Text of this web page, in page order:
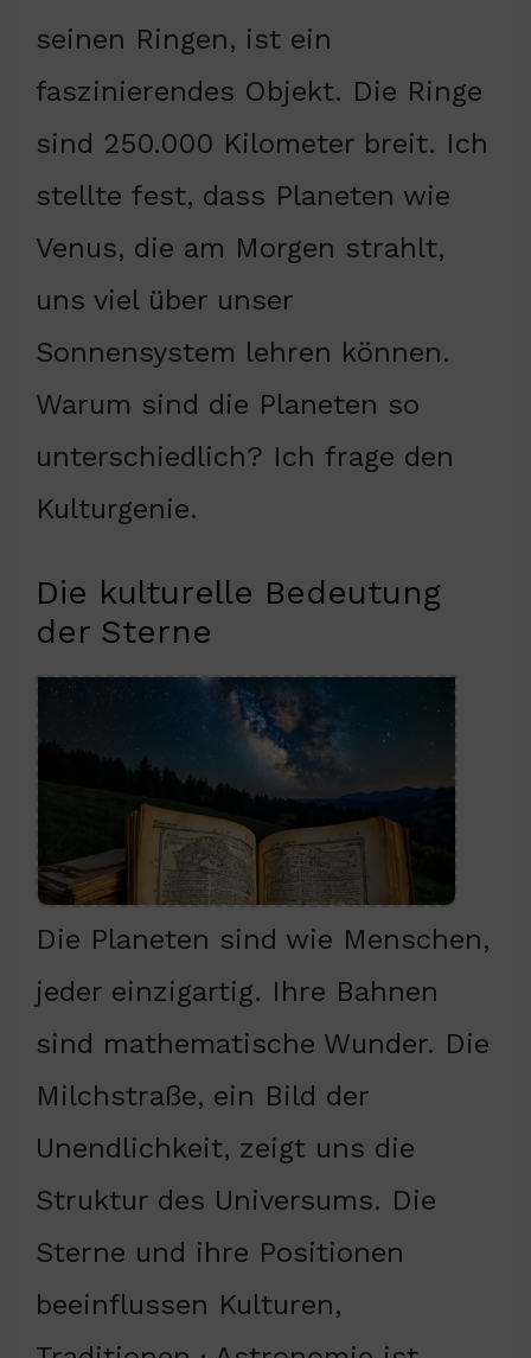
seinen Ringen, ist ein
faszinierendes Objekt. Die Ringe
sind 250.000 Kilometer breit. Ich
stellte fest, dass Planeten wie
Venus, die am Morgen strahlt,
uns viel über unser
Sonnensystem lehren können.
Warum sind die Planeten so
unterschiedlich? Ich frage den
Kulturgenie.
Die kulturelle Bedeutung
der Sterne
Die Planeten sind wie Menschen,
jeder einzigartig. Ihre Bahnen
sind mathematische Wunder. Die
Milchstraße, ein Bild der
Unendlichkeit, zeigt uns die
Struktur des Universums. Die
Sterne und ihre Positionen
beeinflussen Kulturen,